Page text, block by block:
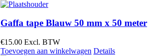
Gaffa tape Blauw 50 mm x 50 meter
€15.00 Excl. BTW
Toevoegen aan winkelwagen Details